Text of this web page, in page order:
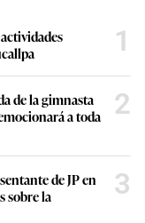
1
de la gimnasta
a toda
2
de JP en
sobre la
3